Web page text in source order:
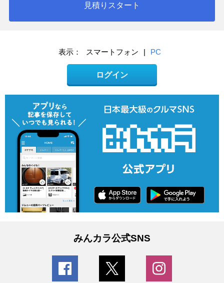
見積りスタート
表示： スマートフォン | PC
ログイン
みんカラ公式SNS